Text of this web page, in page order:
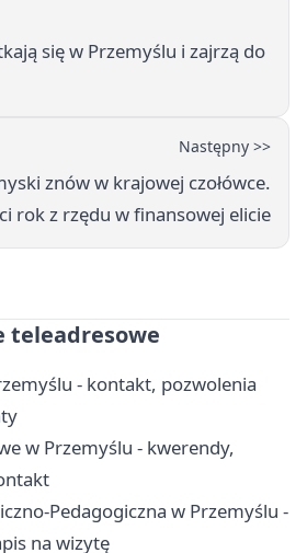
się w Przemyślu i zajrzą do
Następny >>
znów w krajowej czołówce.
rok z rzędu w finansowej elicie
teleadresowe
- kontakt, pozwolenia
w Przemyślu - kwerendy,
Pedagogiczna w Przemyślu -
na wizytę